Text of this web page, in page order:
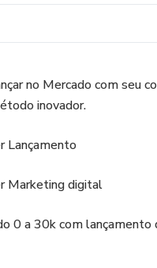
no Mercado com seu
inovador.
Lançamento
Marketing digital
0 a 30k com lançamento